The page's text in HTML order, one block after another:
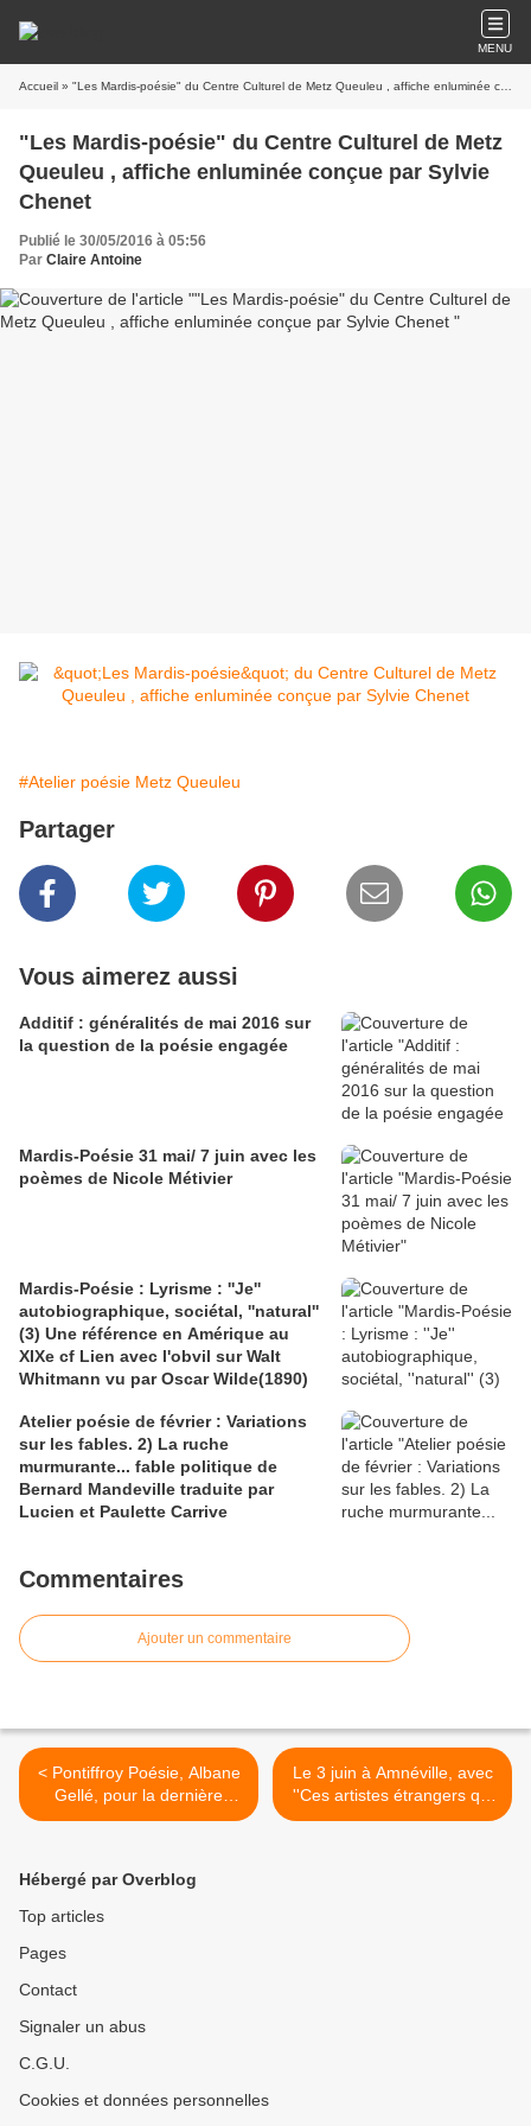
MENU
Accueil » "Les Mardis-poésie" du Centre Culturel de Metz Queuleu , affiche enluminée conçue par Sylvie Chenet
"Les Mardis-poésie" du Centre Culturel de Metz
Queuleu , affiche enluminée conçue par Sylvie
Chenet
Publié le 30/05/2016 à 05:56
Par Claire Antoine
#Atelier poésie Metz Queuleu
Partager
Vous aimerez aussi
Additif : généralités de mai 2016 sur
la question de la poésie engagée
Mardis-Poésie 31 mai/ 7 juin avec les
poèmes de Nicole Métivier
Mardis-Poésie : Lyrisme : ''Je''
autobiographique, sociétal, ''natural''
(3) Une référence en Amérique au
XIXe cf Lien avec l'obvil sur Walt
Whitmann vu par Oscar Wilde(1890)
Atelier poésie de février : Variations
sur les fables. 2) La ruche
murmurante... fable politique de
Bernard Mandeville traduite par
Lucien et Paulette Carrive
Commentaires
Ajouter un commentaire
< Pontiffroy Poésie, Albane
Gellé, pour la dernière
rencontre de la saison
Le 3 juin à Amnéville, avec
''Ces artistes étrangers qui
font la France'' >
Hébergé par Overblog
Top articles
Pages
Contact
Signaler un abus
C.G.U.
Cookies et données personnelles